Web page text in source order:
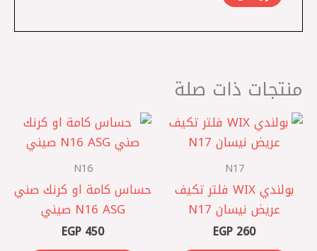
منتجات ذات صلة
N17
بولندي WIX فلتر تكيف
عريض نيسان N17
EGP 260
N16
حساس كامة او كرنك صني
N16 ASG صيني
EGP 450